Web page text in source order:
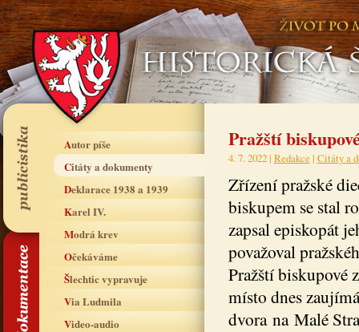
Autor píše
Citáty a dokumenty
Deklarace 1938 a 1939
Karel IV.
Modrá krev
Očekáváme
Šlechtic vypravuje
Via Ludmila
Video-audio
Pražští
4. 7. 2022 | Redakce | Citáty a
Zřízení pražské
biskupem se stal
zapsal episkopát
považoval
Pražští biskupové
místo dnes
dvora na Malé